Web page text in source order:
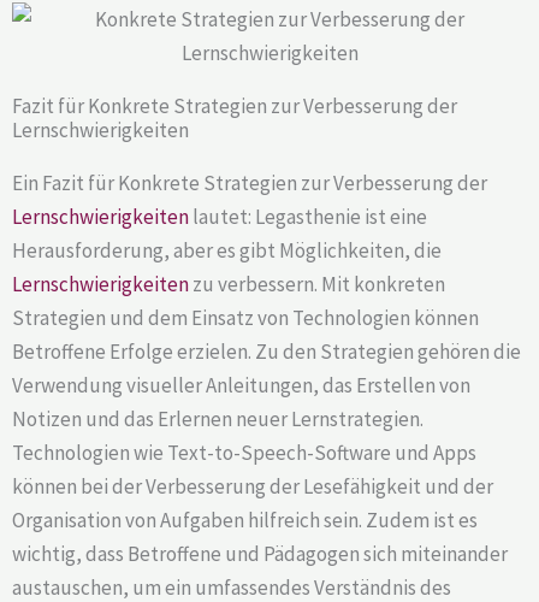
Fazit für Konkrete Strategien zur Verbesserung der
Lernschwierigkeiten
Ein Fazit für Konkrete Strategien zur Verbesserung der
Lernschwierigkeitenlautet: Legasthenie ist eine
Herausforderung, aber es gibt Möglichkeiten, die
Lernschwierigkeitenzu verbessern. Mit konkreten
Strategien und dem Einsatz von Technologien können
Betroffene Erfolge erzielen. Zu den Strategien gehören die
Verwendung visueller Anleitungen, das Erstellen von
Notizen und das Erlernen neuer Lernstrategien.
Technologien wie Text-to-Speech-Software und Apps
können bei der Verbesserung der Lesefähigkeit und der
Organisation von Aufgaben hilfreich sein. Zudem ist es
wichtig, dass Betroffene und Pädagogen sich miteinander
austauschen, um ein umfassendes Verständnis des